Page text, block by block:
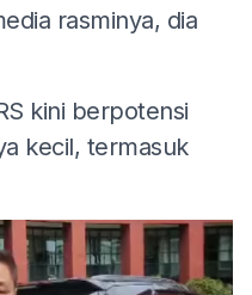
rasminya, dia
kini berpotensi
kecil, termasuk